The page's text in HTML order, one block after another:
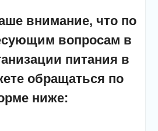
внимание, что по
вопросам в
питания в
обращаться по
ниже: